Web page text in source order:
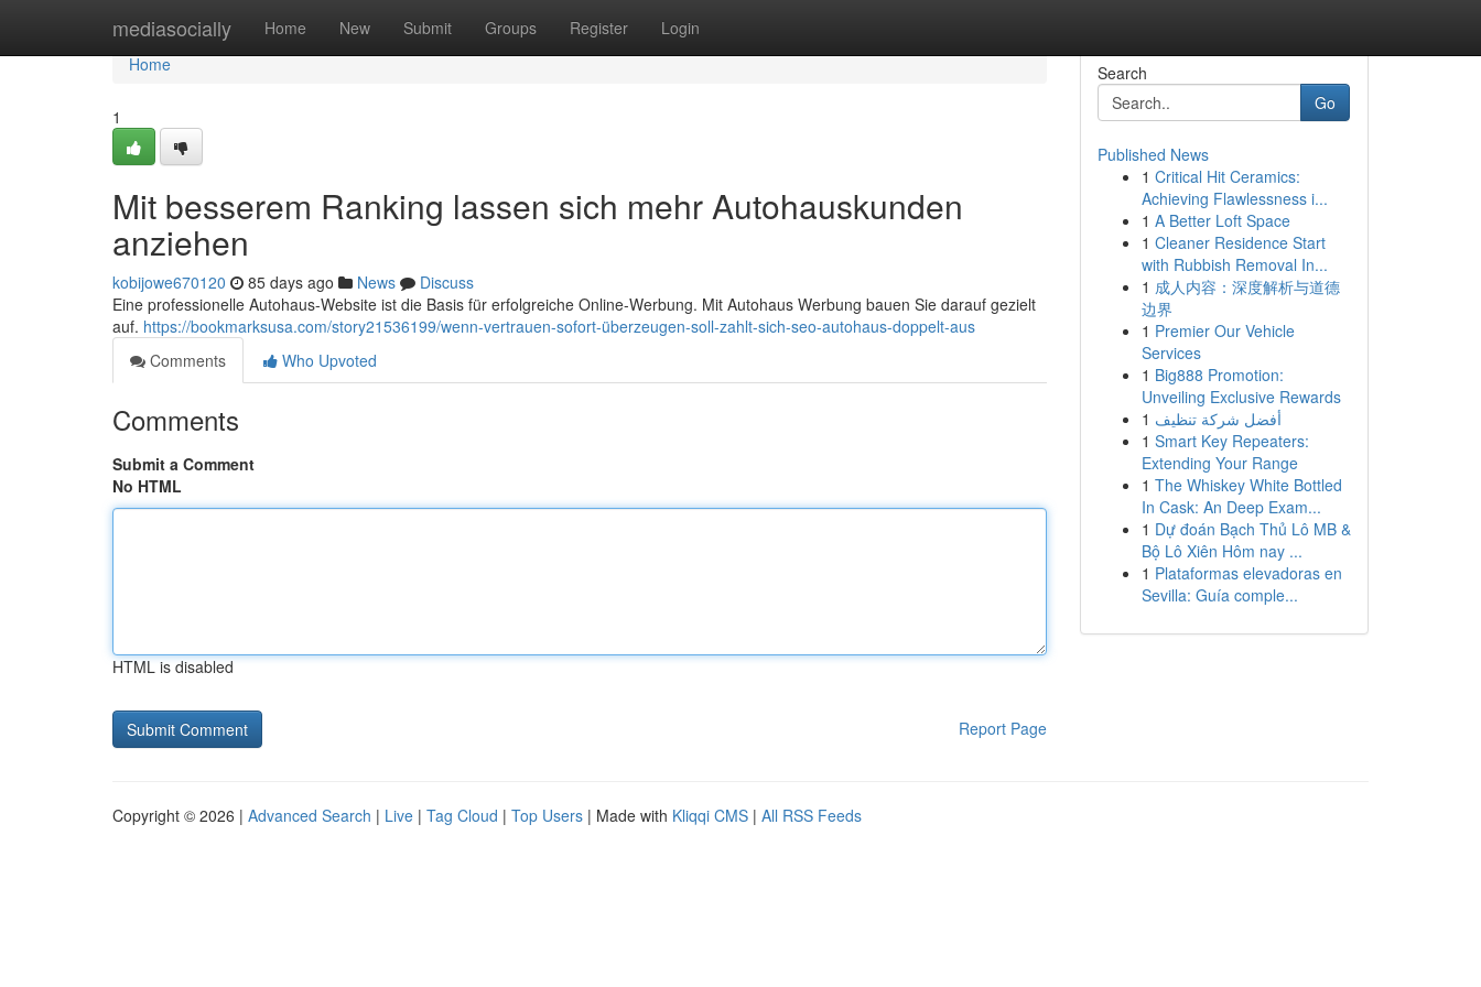
mediasocially Home New Submit Groups Register Login
Home
Home
1
Mit besserem Ranking lassen sich mehr Autohauskunden
anziehen
kobijowe670120 85 days ago News
Discuss
Eine professionelle Autohaus-Website ist die Basis für erfolgreiche Online-Werbung. Mit Autohaus Werbung bauen Sie darauf gezielt
auf. https://bookmarksusa.com/story21536199/wenn-vertrauen-sofort-überzeugen-soll-zahlt-sich-seo-autohaus-doppelt-aus
Comments
Who Upvoted
Comments
Submit a Comment
No HTML
HTML is disabled
Report Page
Search
Go
Published News
1 Critical Hit Ceramics:
Achieving Flawlessness i...
1 A Better Loft Space
1 Cleaner Residence Start
with Rubbish Removal In...
1 成人内容：深度解析与道德
边界
1 Premier Our Vehicle
Services
1 Big888 Promotion:
Unveiling Exclusive Rewards
1 أفضل شركة تنظيف
1 Smart Key Repeaters:
Extending Your Range
1 The Whiskey White Bottled
In Cask: An Deep Exam...
1 Dự đoán Bạch Thủ Lô MB &
Bộ Lô Xiên Hôm nay ...
1 Plataformas elevadoras en
Sevilla: Guía comple...
Copyright © 2026 | Advanced Search | Live | Tag Cloud | Top Users | Made with Kliqqi CMS | All RSS Feeds